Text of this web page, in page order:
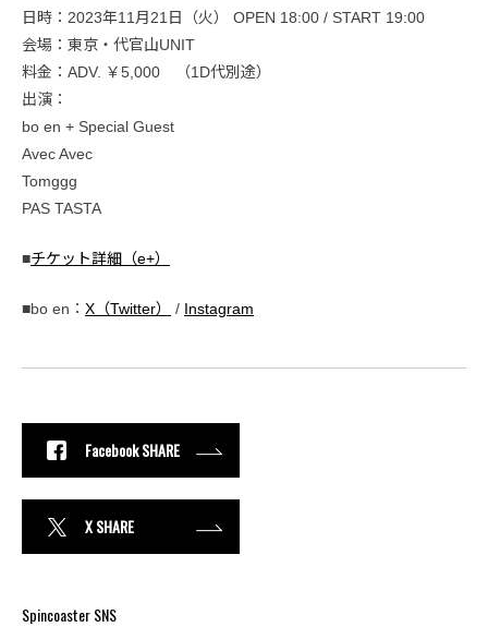
日時：2023年11月21日（火） OPEN 18:00 / START 19:00
会場：東京・代官山UNIT
料金：ADV. ￥5,000 （1D代別途）
出演：
bo en + Special Guest
Avec Avec
Tomggg
PAS TASTA
■チケット詳細（e+）
■bo en： X（Twitter） / Instagram
Facebook SHARE
X SHARE
Spincoaster SNS